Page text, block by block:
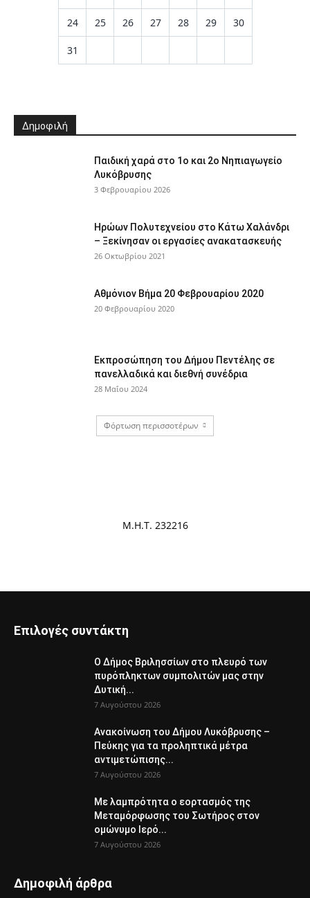
24 25 26 27 28 29 30
31
Δημοφιλή
Παιδική χαρά στο 1ο και 2ο Νηπιαγωγείο
Λυκόβρυσης
3 Φεβρουαρίου 2026
Ηρώων Πολυτεχνείου στο Κάτω Χαλάνδρι
– Ξεκίνησαν οι εργασίες ανακατασκευής
26 Οκτωβρίου 2021
Αθμόνιον Βήμα 20 Φεβρουαρίου 2020
20 Φεβρουαρίου 2020
Εκπροσώπηση του Δήμου Πεντέλης σε
πανελλαδικά και διεθνή συνέδρια
28 Μαΐου 2024
Φόρτωση περισσοτέρων
Μ.Η.Τ. 232216
Επιλογές συντάκτη
Ο Δήμος Βριλησσίων στο πλευρό των
πυρόπληκτων συμπολιτών μας στην
Δυτική...
7 Αυγούστου 2026
Ανακοίνωση του Δήμου Λυκόβρυσης –
Πεύκης για τα προληπτικά μέτρα
αντιμετώπισης...
7 Αυγούστου 2026
Με λαμπρότητα ο εορτασμός της
Μεταμόρφωσης του Σωτήρος στον
ομώνυμο Ιερό...
7 Αυγούστου 2026
Δημοφιλή άρθρα